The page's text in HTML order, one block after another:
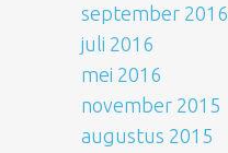
september 2016
juli 2016
mei 2016
november 2015
augustus 2015